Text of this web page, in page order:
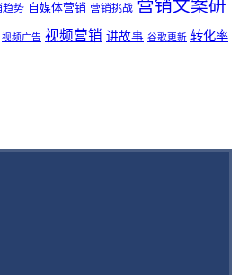
趋势 自媒体营销 营销挑战 营销文案研
视频广告 视频营销 讲故事 谷歌更新 转化率